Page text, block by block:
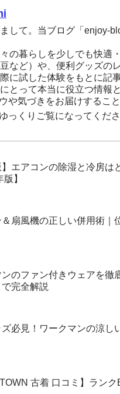
して。当ブログ「enjoy-
の暮らしを少しでも快適
など）や、便利グッズの
に試した体験をもとに記
にとって本当に役立つ情
や気づきをお届けするこ
っくりご覧になってくださ
】エアコンの除湿と冷房
版】
扇風機の正しい併用術｜
ンのファン付きウェアを徹
完全解説
必見！ワークマンの涼し
古着 口コミ】ラン